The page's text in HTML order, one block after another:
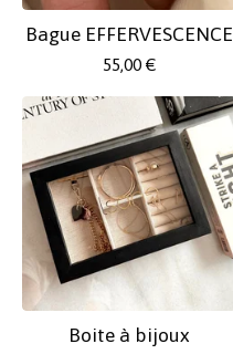
Bague EFFERVESCENCE
55,00 €
Boite à bijoux